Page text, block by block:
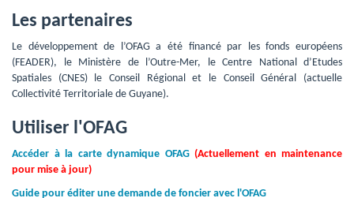
Les partenaires
Le développement de l’OFAG a été financé par les fonds européens
(FEADER), le Ministère de l’Outre-Mer, le Centre National d’Etudes
Spatiales (CNES) le Conseil Régional et le Conseil Général (actuelle
Collectivité Territoriale de Guyane).
Utiliser l'OFAG
Accéder à la carte dynamique OFAG (Actuellement en maintenance
pour mise à jour)
Guide pour éditer une demande de foncier avec l'OFAG